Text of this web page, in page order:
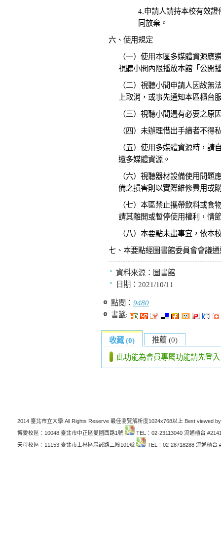
4.申請人請持本校有效
同放棄。
六、使用規定
（一）使用本區多媒體資源
視聽小間內限播放本館「公開
（二）視聽小間申請人因故
上取消，或事先通知本區櫃台
（三）視聽小間遇有必要之原
（四）未辦理借出手續者不得
（五）使用多媒體資源時，
還多媒體資源。
（六）視聽器材設備使用問
備之損害則以實際維修費用或
（七）本區禁止攜帶飲料或
請其離開或暫停使用權利，情
（八）本要點未盡事宜，依本
七、本要點經圖書館委員會會議
資料來源： 圖書館
日期： 2021/10/11
點閱： 9480
書籤:
收藏 (0) 推薦 (0)
此功能為會員專屬功能請先登入
2014 臺北市立大學 All Rights Reserve 最佳瀏覽解析度1024x768以上 Best viewed
博愛校區：10048 臺北市中正區愛國西路1號
TEL：02-23113040 流通櫃台
天母校區：11153 臺北市士林區忠誠路二段101號
TEL：02-28718288 流通櫃台